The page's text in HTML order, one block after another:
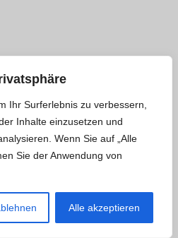
Ihr Surferlebnis zu verbessern,
Inhalte einzusetzen und
Wenn Sie auf „Alle
Sie der Anwendung von
Alle akzeptieren